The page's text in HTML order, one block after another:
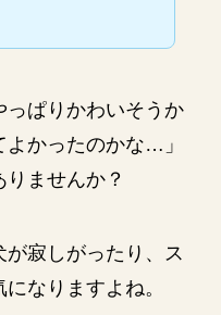
っぱりかわいそうか
かったのかな…」
ませんか？
寂しがったり、ス
なりますよね。